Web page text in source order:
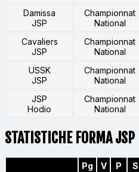
Damissa
JSP
Championnat
National
Cavaliers
JSP
Championnat
National
USSK
JSP
Championnat
National
JSP
Hodio
Championnat
National
STATISTICHE FORMA JSP
Pg V P S